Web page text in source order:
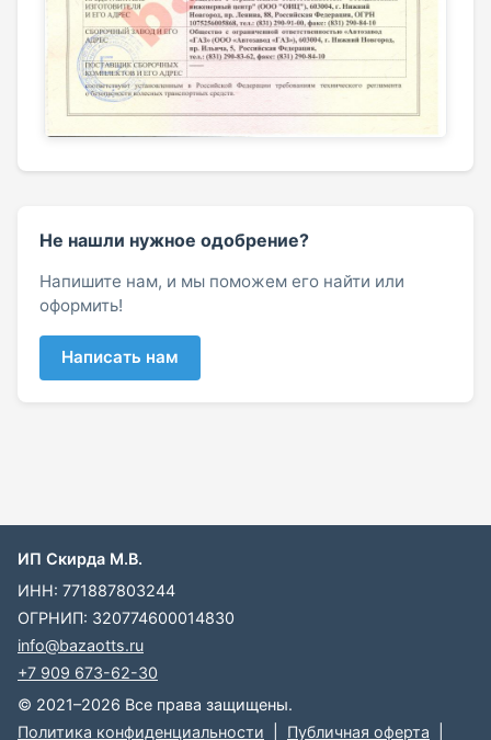
Не нашли нужное одобрение?
Напишите нам, и мы поможем его найти или
оформить!
Написать нам
ИП Скирда М.В.
ИНН: 771887803244
ОГРНИП: 320774600014830
info@bazaotts.ru
+7 909 673-62-30
© 2021–2026 Все права защищены.
Политика конфиденциальности
Публичная оферта